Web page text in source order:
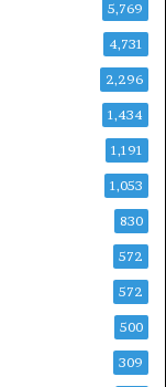
5,769
4,731
2,296
1,434
1,191
1,053
830
572
572
500
309